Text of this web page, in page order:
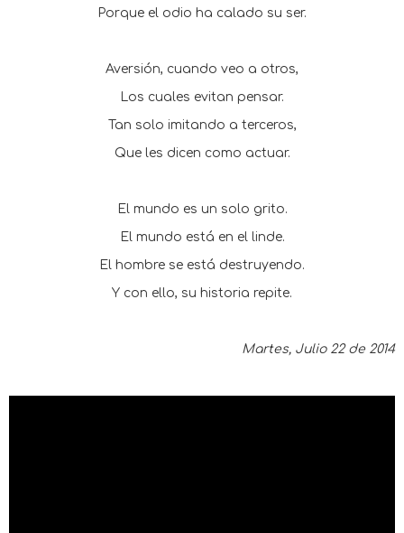
Porque el odio ha calado su ser.
Aversión, cuando veo a otros,
Los cuales evitan pensar.
Tan solo imitando a terceros,
Que les dicen como actuar.
El mundo es un solo grito.
El mundo está en el linde.
El hombre se está destruyendo.
Y con ello, su historia repite.
Martes, Julio 22 de 2014